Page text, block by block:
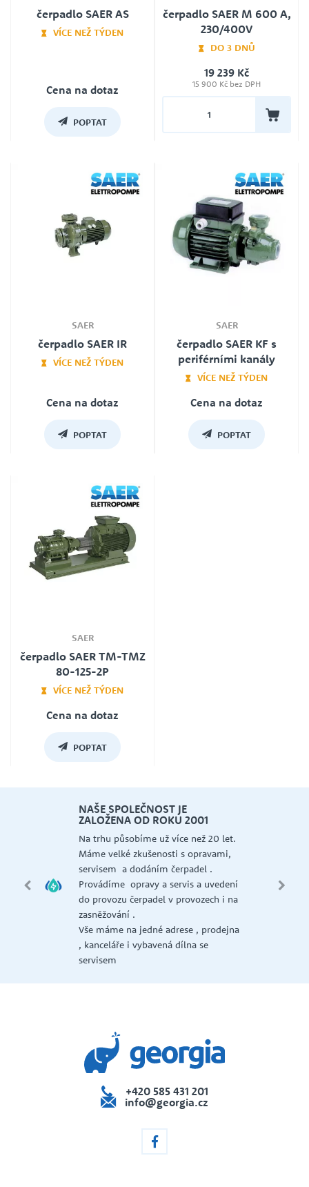
čerpadlo SAER AS
VÍCE NEŽ TÝDEN
Cena na dotaz
POPTAT
čerpadlo SAER M 600 A,
230/400V
DO 3 DNŮ
Jmenovité napětí
230V
19 239 Kč
15 900 Kč bez DPH
SAER
čerpadlo SAER IR
VÍCE NEŽ TÝDEN
24
Cena na dotaz
POPTAT
SAER
čerpadlo SAER KF s
periférními kanály
VÍCE NEŽ TÝDEN
Záruka
Cena na dotaz
POPTAT
SAER
čerpadlo SAER TM-TMZ
80-125-2P
VÍCE NEŽ TÝDEN
Záruka
Cena na dotaz
POPTAT
NAŠE SPOLEČNOST JE
ZALOŽENA OD ROKU 2001
Na trhu působíme už více než 20 let.
Máme velké zkušenosti s opravami,
servisem a dodáním čerpadel .
Provádíme opravy a servis a uvedení
do provozu čerpadel v provozech i na
zasněžování .
Vše máme na jedné adrese , prodejna
, kanceláře i vybavená dílna se
servisem
+420 585 431 201
info@georgia.cz